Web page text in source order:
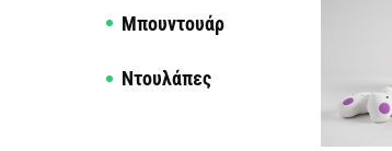
Μπουντουάρ
Ντουλάπες